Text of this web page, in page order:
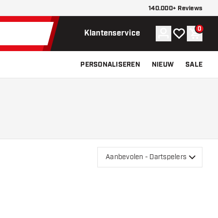
140.000+ Reviews
Klantenservice Account
Mijn 0
PERSONALISEREN NIEUW SALE
Aanbevolen - Dartspelers